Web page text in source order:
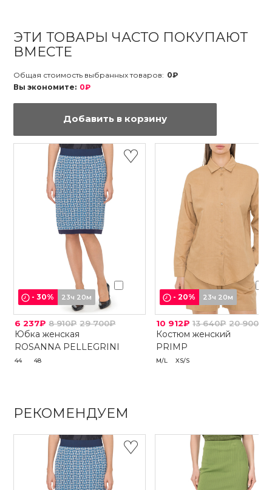
ЭТИ ТОВАРЫ ЧАСТО ПОКУПАЮТ
ВМЕСТЕ
Общая стоимость выбранных товаров: 0₽
Вы экономите: 0₽
Добавить в корзину
-30% 23ч 20м
6 237₽ 8 910₽ 29 700₽
Юбка женская
ROSANNA PELLEGRINI
44 48
-20% 23ч 20м
10 912₽ 13 640₽ 20 900₽
Костюм женский
PRIMP
M/L XS/S
РЕКОМЕНДУЕМ